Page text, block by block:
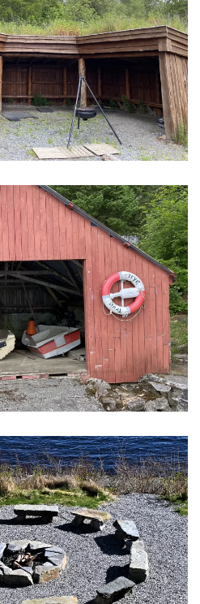
nede ved vatnet og har
Her er det fint å sitte når
regner ute.
robåter som kan
av leietakere.
med 11 steinbenker med
22 personer.